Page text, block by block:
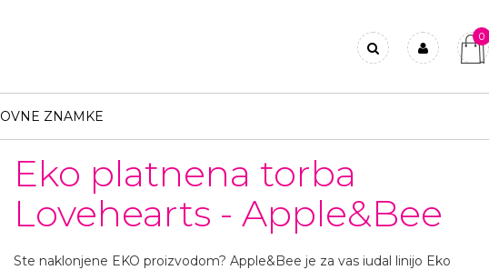
0
ZNAMKE
Eko platnena torba
Lovehearts - Apple&Bee
Ste naklonjene EKO proizvodom? Apple&Bee je za vas iudal linijo Eko